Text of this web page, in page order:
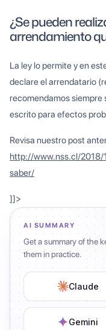
¿Se pueden
arrendamiento
La ley lo permite y en
declare el arrendatario
recomendamos
escrito para efectos
Revisa nuestro post
http://www.nss.cl/
saber/
]]>
AI SUMMARY
Get a summary of the
them in practice.
Claude
Gemini